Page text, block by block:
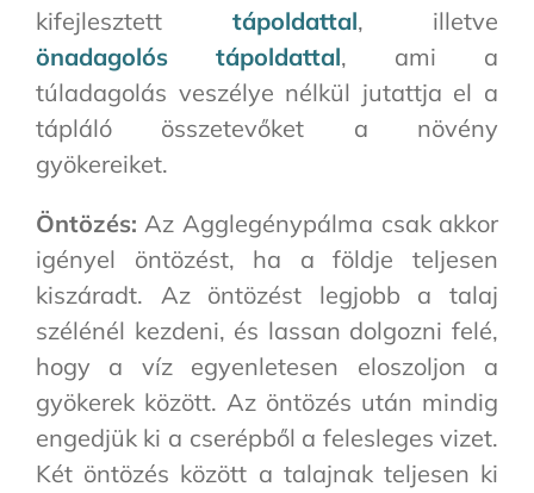
kifejlesztett tápoldattal, illetve
önadagolós tápoldattal, ami a
túladagolás veszélye nélkül jutattja el a
tápláló összetevőket a növény
gyökereiket.
Öntözés: Az Agglegénypálma csak akkor
igényel öntözést, ha a földje teljesen
kiszáradt. Az öntözést legjobb a talaj
szélénél kezdeni, és lassan dolgozni felé,
hogy a víz egyenletesen eloszoljon a
gyökerek között. Az öntözés után mindig
engedjük ki a cserépből a felesleges vizet.
Két öntözés között a talajnak teljesen ki